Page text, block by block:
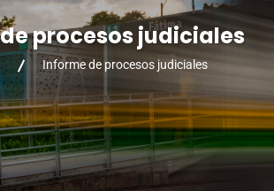
procesos judiciales
Informe de procesos judiciales